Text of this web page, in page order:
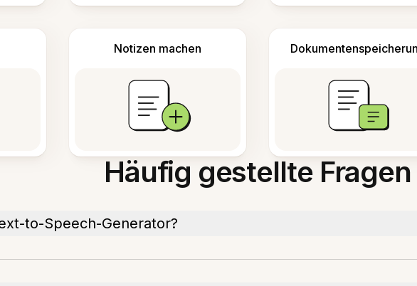
Notizen machen
Häufig gestellte Fragen
to-Speech-Generator?